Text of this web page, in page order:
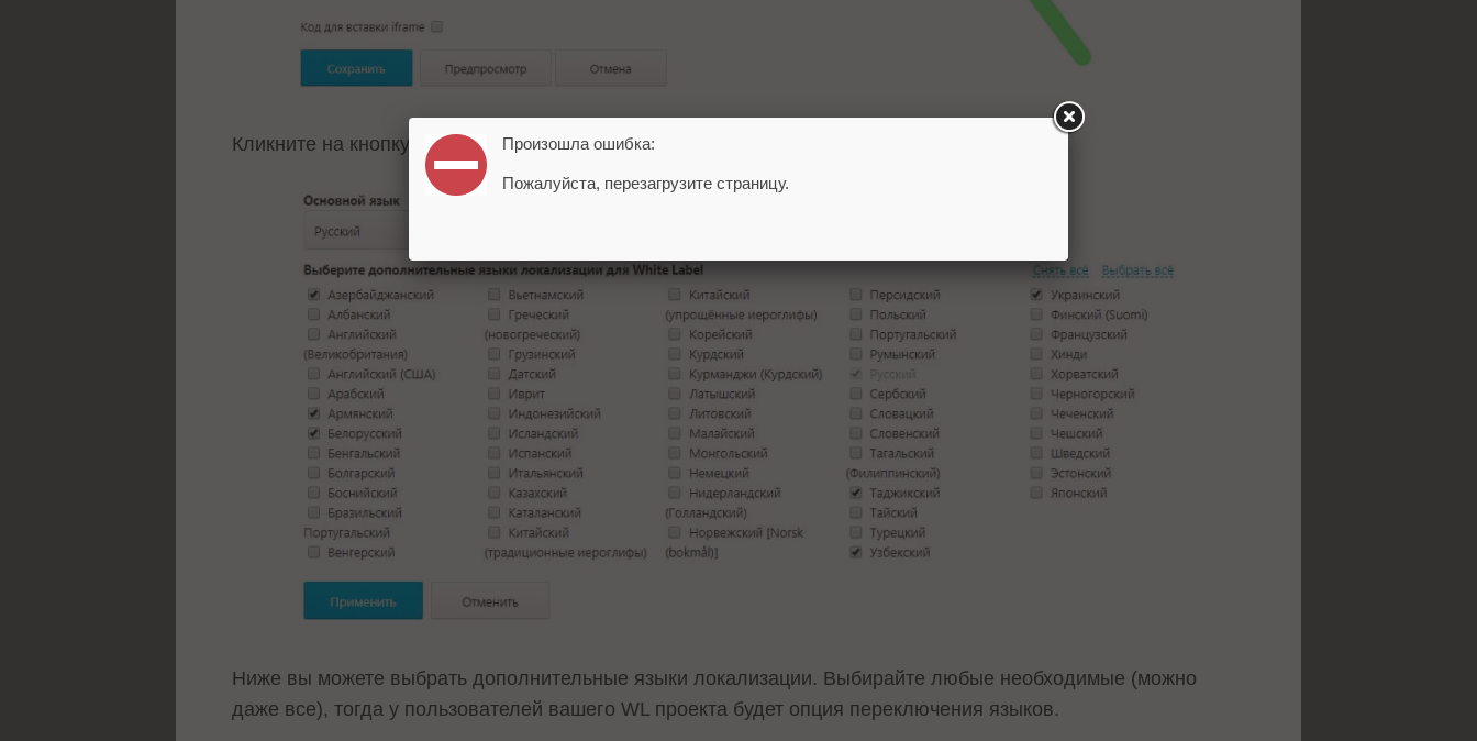
Кликните на кнопку «Изменить». В открывшемся окне выберите основной язык.
Ниже вы можете выбрать дополнительные языки локализации. Выбирайте любые необходимые (можно
даже все), тогда у пользователей вашего WL проекта будет опция переключения языков.
Произошла ошибка:
Пожалуйста, перезагрузите страницу.